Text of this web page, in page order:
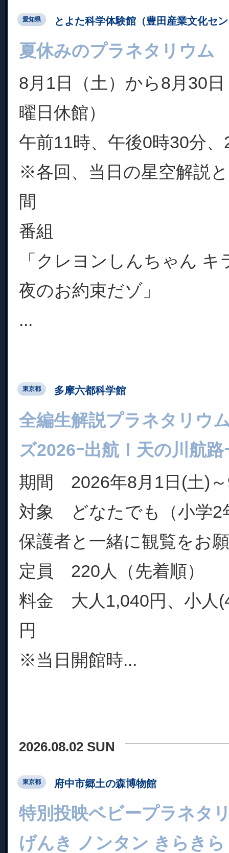
愛知県 とよた科学体験館（豊田産業文化セ
夏休みのプラネタリウム
8月1日（土）から8月30
曜日休館）
午前11時、午後0時30分
※各回、当日の星空解説
間
番組
「クレヨンしんちゃん
夜のお約束だゾ」
...
東京都 多摩六都科学館
全編生解説プラネタリウ
ズ2026ｰ出航！天の川航路
期間 2026年8月1日(土)
対象 どなたでも（小学2
保護者と一緒に観覧をお
定員 220人（先着順）
料金 大人1,040円、小人
円
※当日開館時...
2026.08.02 SUN
東京都 府中市郷土の森博物館
特別投映ベビープラネタ
げんき ノンタン きらき